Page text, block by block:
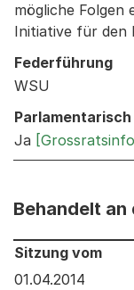
mögliche Folgen
Initiative für den
Federführung
WSU
Parlamentarisch
Ja
Behandelt
Behandelt an
Sitzung vom
01.04.2014